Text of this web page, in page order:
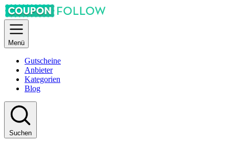
Menü
Gutscheine
Anbieter
Kategorien
Blog
Suchen